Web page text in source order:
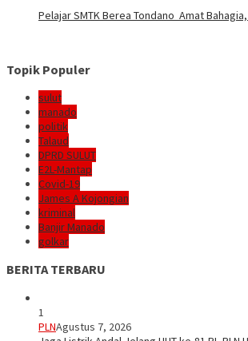
Pelajar SMTK Berea Tondano Amat
Topik Populer
sulut
manado
politik
Talaud
DPRD SULUT
E2L-Mantap
Covid-19
James A Kojongian
kriminal
Banjir Manado
golkar
BERITA TERBARU
1
PLNAgustus 7, 2026